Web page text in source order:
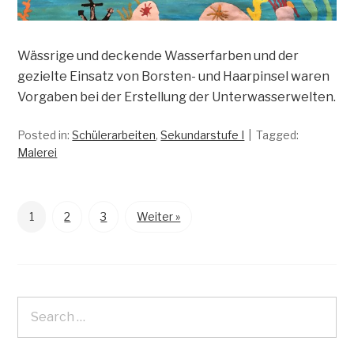
Wässrige und deckende Wasserfarben und der
gezielte Einsatz von Borsten- und Haarpinsel waren
Vorgaben bei der Erstellung der Unterwasserwelten.
Posted in:Schülerarbeiten,Sekundarstufe I
Tagged:
Malerei
1 2 3 Weiter »